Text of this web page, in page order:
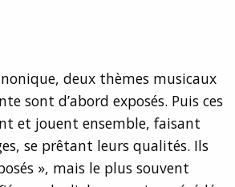
deux thèmes musicaux
sont d’abord exposés. Puis ces
et jouent ensemble, faisant
se prêtant leurs qualités. Ils
», mais le plus souvent